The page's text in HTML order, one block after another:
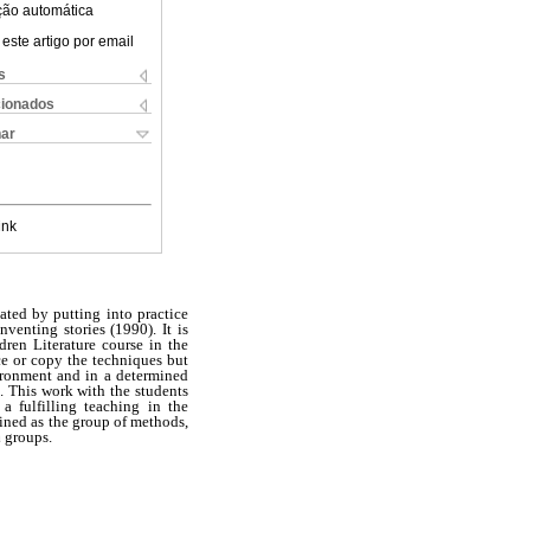
automática
artigo por email
by putting into practice
stories (1990). It is
Literature course in the
or copy the techniques but
and in a determined
This work with the students
a fulfilling teaching in the
as the group of methods,